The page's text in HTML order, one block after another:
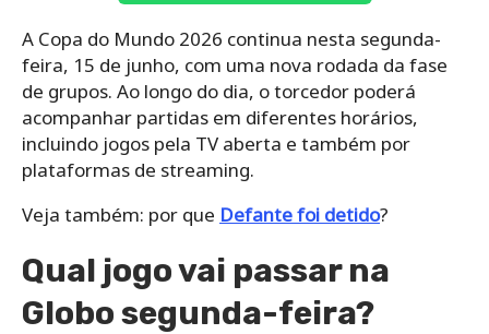
A Copa do Mundo 2026 continua nesta segunda-
feira, 15 de junho, com uma nova rodada da fase
de grupos. Ao longo do dia, o torcedor poderá
acompanhar partidas em diferentes horários,
incluindo jogos pela TV aberta e também por
plataformas de streaming.
Veja também: por que Defante foi detido?
Qual jogo vai passar na
Globo segunda-feira?